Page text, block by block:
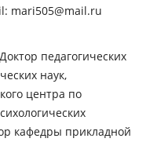
mari505@mail.ru
педагогических
наук,
центра по
кафедры прикладной